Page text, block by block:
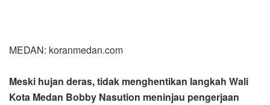
MEDAN: koranmedan.com
Meski hujan deras, tidak menghentikan langkah Wali
Kota Medan Bobby Nasution meninjau pengerjaan